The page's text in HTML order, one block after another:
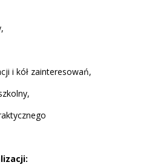
i kół zainteresowań,